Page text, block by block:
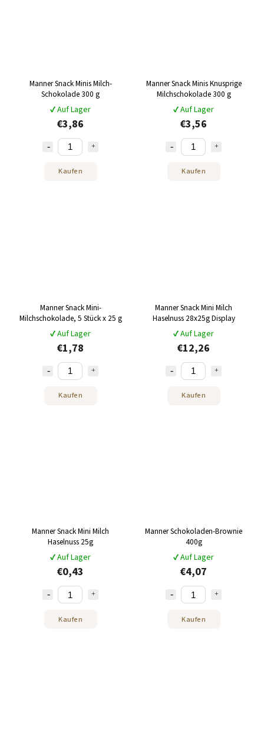
Manner Snack Minis Milch-
Schokolade 300 g
✔ Auf Lager
€3,86
Kaufen
Manner Snack Minis Knusprige
Milchschokolade 300 g
✔ Auf Lager
€3,56
Kaufen
Manner Snack Mini-
Milchschokolade, 5 Stück x 25 g
✔ Auf Lager
€1,78
Kaufen
Manner Snack Mini Milch
Haselnuss 28x25g Display
✔ Auf Lager
€12,26
Kaufen
Manner Snack Mini Milch
Haselnuss 25g
✔ Auf Lager
€0,43
Kaufen
Manner Schokoladen-Brownie
400g
✔ Auf Lager
€4,07
Kaufen